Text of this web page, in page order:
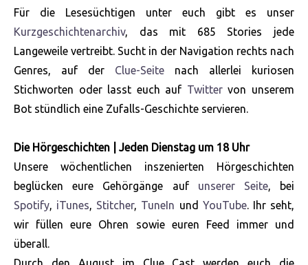
Für die Lesesüchtigen unter euch gibt es unser
Kurzgeschichtenarchiv, das mit 685 Stories jede
Langeweile vertreibt. Sucht in der Navigation rechts nach
Genres, auf der Clue-Seite nach allerlei kuriosen
Stichworten oder lasst euch auf Twittervon unserem
Bot stündlich eine Zufalls-Geschichte servieren.
Die Hörgeschichten | Jeden Dienstag um 18 Uhr
Unsere wöchentlichen inszenierten Hörgeschichten
beglücken eure Gehörgänge auf unserer Seite, bei
Spotify, iTunes, Stitcher, TuneIn und YouTube. Ihr seht,
wir füllen eure Ohren sowie euren Feed immer und
überall.